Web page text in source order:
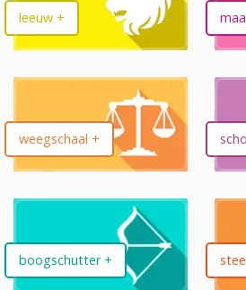
leeuw +
weegschaal +
boogschutter +